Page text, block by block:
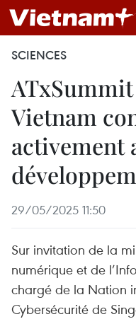
SCIENCES
ATxSummit
Vietnam
activement
29/05/2025 11:50
Sur invitation de la
numérique et de
chargé de la Nation
Cybersécurité de